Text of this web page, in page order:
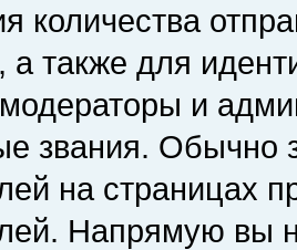
количества
также для
и
звания. Обычно
на страницах
Напрямую вы